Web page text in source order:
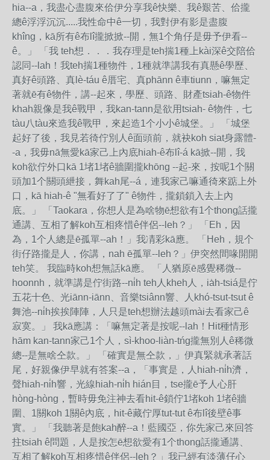
hia--a，我盡心盡腹來佮伊分享我ê快樂、我ê艱苦、佮攏
總ê浮浮沉沉.....我性命中ê一切，我對伊有影是盡腹
khîng，kā所有ê布lî攏掀掀--開，無1个角仔是毋予伊看--
ê。」 「我 teh想．．．我存理是teh揣1種上kài深ê交陪佮
認同--lah！我teh揣1種物件，1種就準講我有真懸ê學歷、
真好ê頭路、真lè-táu ê厝宅、真phānn ê車tiunn，嘛無定
著就ē有ê物件，講--起來，學歷、頭路、財產tsiah-ê物件
khah親像是我ê戰甲，我kan-tann是欲用tsiah- ê物件，七
tàu八tàu來造我ê戰甲，來起造1个小小ê城堡。」 「城堡
起好了後，我見若徛佇別人ê面頭前，就袂koh siat身露體-
-a，我毋nā無愛kā家己上內底hiah-ê布lî-á kā掀--開，我
koh欲佇外口kā 1堵1堵ê牆圍攏khōng --起-來，按呢1个關
頭加1个關頭紲接，舞kah尾--á，連我家己嘛通徛來踮上外
口，kā hiah-ê "無看好了了" ê物件，攏鎖鎖入去上內
底。」 「Taokara，你想人是為啥物ē想欲有1个thong話攏
通講、互相了解koh互相疼惜ê伴侶--leh？」 「Eh，因
為，1个人總是ē孤單--ah！」我凊彩kā應。 「Heh，規个
街仔路攏是人，你講，nah ē孤單--leh？」伊突然間喙開開
teh笑。 我臨時koh想無話kā應。 「人猶原ē感覺稀微--
hoonnh，就準講是佇街路--ni̍h teh人kheh人，ia̍h-tsiá是佇
五花十色、光iānn-iānn、音樂tsiânn響、人khó-tsut-tsut ê
舞池--ni̍h挨挨陣陣，人只是teh想辦法越頭mài去看家己ê
寂寞。」 我kā應講：「嘛無定著是按呢--lah！Hit種情形
hām kan-tann家己1个人，sì-khoo-liàn-tńg攏無別人ê稀微
總--是無啥仝款。」 「確實是無仝款，」伊真緊就承著話
尾，好親像伊早就有答案--a，「事實是，人hiah-ni̍h濟，
聲hiah-ni̍h響，光線hiah-ni̍h hián目，tse攏ē予人心肝
hòng-hòng，暫時毋免注神去看hit-ê鎖佇1堵koh 1堵ê牆
圍、1關koh 1關ê內底，hit-ê藏佇厚tut-tut ê布lî後壁ê事
實。」 「我聽著是飽kah醉--a！藍國亞，你先家己來回答
拄tsiah ê問題，人是按怎ē想欲愛有1个thong話攏通講、
互相了解koh互相疼惜ê伴侶--leh？」我已經有淡薄仔心